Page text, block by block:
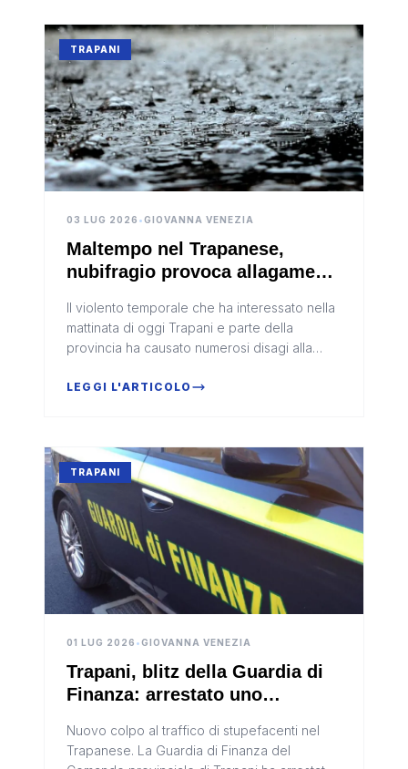
TRAPANI
03 LUG 2026 •GIOVANNA VENEZIA
Maltempo nel Trapanese,
nubifragio provoca allagamenti
Il violento temporale che ha interessato nella
mattinata di oggi Trapani e parte della
provincia ha causato numerosi disagi alla
nel giro di pochi minut...
LEGGI L'ARTICOLO
TRAPANI
01 LUG 2026 •GIOVANNA VENEZIA
Trapani, blitz della Guardia di
Finanza: arrestato uno
complice
Nuovo colpo al traffico di stupefacenti nel
Trapanese. La Guardia di Finanza del